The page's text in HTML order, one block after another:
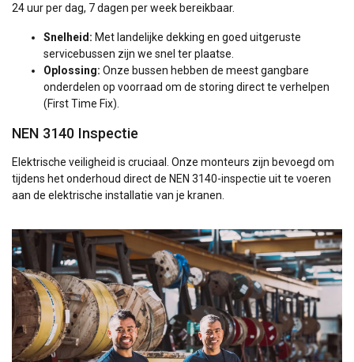
24 uur per dag, 7 dagen per week bereikbaar.
Snelheid: Met landelijke dekking en goed uitgeruste
servicebussen zijn we snel ter plaatse.
Oplossing: Onze bussen hebben de meest gangbare
onderdelen op voorraad om de storing direct te verhelpen
(First Time Fix).
NEN 3140 Inspectie
Elektrische veiligheid is cruciaal. Onze monteurs zijn bevoegd om
tijdens het onderhoud direct de NEN 3140-inspectie uit te voeren
aan de elektrische installatie van je kranen.